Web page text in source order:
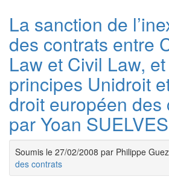
La sanction de
des contrats entre
Law et Civil Law,
principes Unidroit
droit européen des
par Yoan SUELVES
Soumis le 27/02/2008 par Philippe
des contrats